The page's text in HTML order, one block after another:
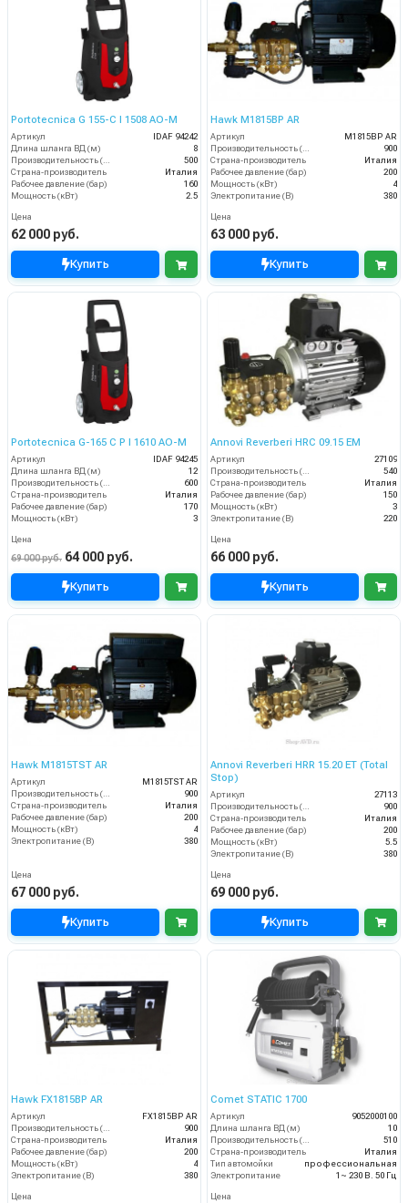
Portotecnica G 155-C I 1508 AO-M
Артикул
IDAF 94242
Длина шланга ВД (м)
8
Производительность (л/ч)
500
Страна-производитель
Италия
Рабочее давление (бар)
160
Мощность (кВт)
2.5
Цена
62 000 руб.
Купить
Hawk M1815BP AR
Артикул
M1815BP AR
Производительность (л/ч)
900
Страна-производитель
Италия
Рабочее давление (бар)
200
Мощность (кВт)
4
Электропитание (В)
380
Цена
63 000 руб.
Купить
Portotecnica G-165 C P I 1610 AO-M
Артикул
IDAF 94245
Длина шланга ВД (м)
12
600
Страна-производитель
Италия
Рабочее давление (бар)
170
Мощность (кВт)
3
Цена
69 000 руб. 64 000 руб.
Купить
Annovi Reverberi HRC 09.15 EM
Артикул
27109
540
Страна-производитель
Италия
Рабочее давление (бар)
150
Мощность (кВт)
3
Электропитание (В)
220
Цена
66 000 руб.
Купить
Hawk M1815TST AR
Артикул
M1815TST AR
900
Страна-производитель
Италия
Рабочее давление (бар)
200
Мощность (кВт)
4
Электропитание (В)
380
Цена
67 000 руб.
Купить
Annovi Reverberi HRR 15.20 ET (Total
Stop)
Артикул
27113
900
Страна-производитель
Италия
Рабочее давление (бар)
200
Мощность (кВт)
5.5
Электропитание (В)
380
Цена
69 000 руб.
Купить
Hawk FX1815BP AR
Артикул
FX1815BP AR
Производительность (л/ч)
900
Страна-производитель
Италия
Рабочее давление (бар)
200
Мощность (кВт)
4
Электропитание (В)
380
Цена
Comet STATIC 1700
Артикул
9052000100
Длина шланга ВД (м)
10
Производительность (л/ч)
510
Страна-производитель
Италия
Тип автомойки
профессиональная
Электропитание
1~ 230 В. 50 Гц
Цена